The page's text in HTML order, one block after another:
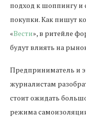
подход к шоппингу и
покупки. Как пишут
«Вести», в ритейле
будут влиять на
Предприниматель и
журналистам
стоит ожидать
режима